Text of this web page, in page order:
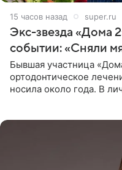
15 часов назад super.ru
Экс-звезда «Дома
событии: «Сняли
Бывшая участница
ортодонтическое
носила около года. В